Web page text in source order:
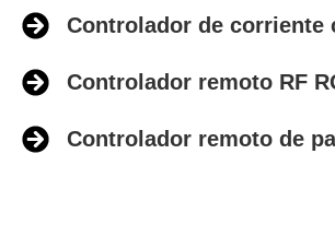
Controlador de corriente
Controlador remoto RF
Controlador remoto de